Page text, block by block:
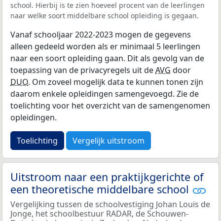
school. Hierbij is te zien hoeveel procent van de leerlingen
naar welke soort middelbare school opleiding is gegaan.
Vanaf schooljaar 2022-2023 mogen de gegevens
alleen gedeeld worden als er minimaal 5 leerlingen
naar een soort opleiding gaan. Dit als gevolg van de
toepassing van de privacyregels uit deAVG door
DUO. Om zoveel mogelijk data te kunnen tonen zijn
daarom enkele opleidingen samengevoegd. Zie de
toelichting voor het overzicht van de samengenomen
opleidingen.
Toelichting Vergelijk uitstroom
Uitstroom naar een praktijkgerichte of
een theoretische middelbare school
Vergelijking tussen de schoolvestiging Johan Louis de
Jonge, het schoolbestuur RADAR, de Schouwen-